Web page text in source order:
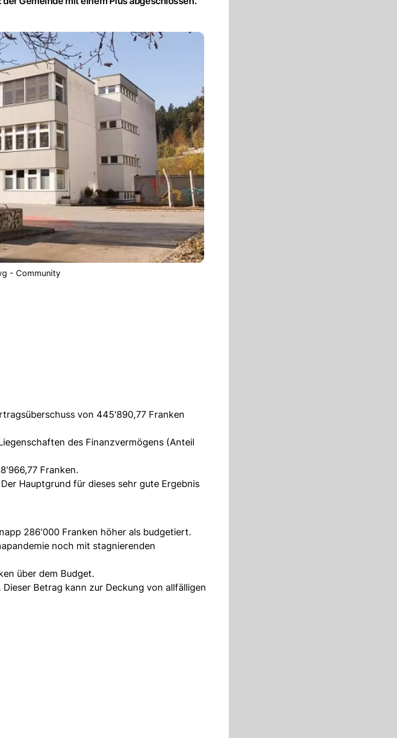
- Community
von 445'890,77 Franken
des Finanzvermögens (Anteil
Franken.
Hauptgrund für dieses sehr gute Ergebnis
286'000 Franken höher als budgetiert.
noch mit stagnierenden
über dem Budget.
Betrag kann zur Deckung von allfälligen